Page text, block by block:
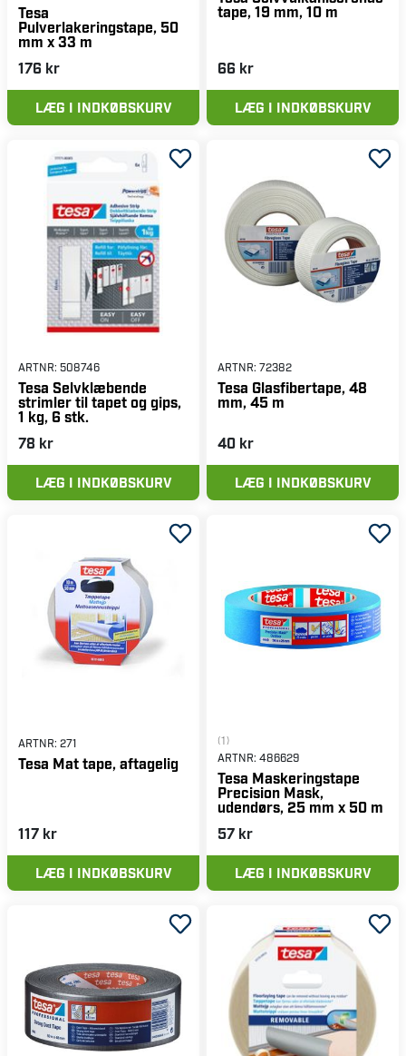
Tesa
Pulverlakeringstape, 50
mm x 33 m
176 kr
LÆG I INDKØBSKURV
tape, 19 mm, 10 m
66 kr
LÆG I INDKØBSKURV
ARTNR: 508746
Tesa Selvklæbende
strimler til tapet og gips,
1 kg, 6 stk.
78 kr
LÆG I INDKØBSKURV
ARTNR: 72382
Tesa Glasfibertape, 48
mm, 45 m
40 kr
LÆG I INDKØBSKURV
ARTNR: 271
Tesa Mat tape, aftagelig
117 kr
LÆG I INDKØBSKURV
(1)
ARTNR: 486629
Tesa Maskeringstape
Precision Mask,
udendørs, 25 mm x 50 m
57 kr
LÆG I INDKØBSKURV